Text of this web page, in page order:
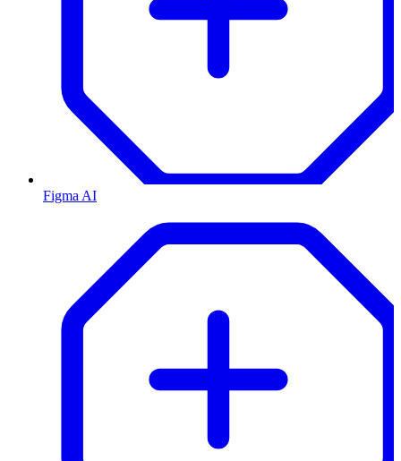
Figma AI